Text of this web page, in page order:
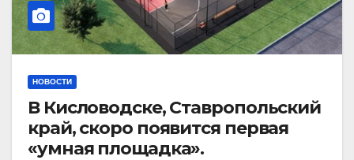
НОВОСТИ
В Кисловодске, Ставропольский
край, скоро появится первая
«умная площадка».